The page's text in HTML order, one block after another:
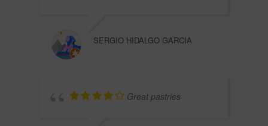
SERGIO HIDALGO GARCIA
Great pastries